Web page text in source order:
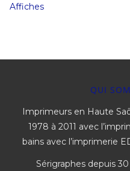
Affiches
QUI
Imprimeurs en Haute
1978 à 2011 avec
bains avec l’imprimerie
Sérigraphes depuis